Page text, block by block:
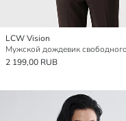
LCW Vision
2 199,00 RUB